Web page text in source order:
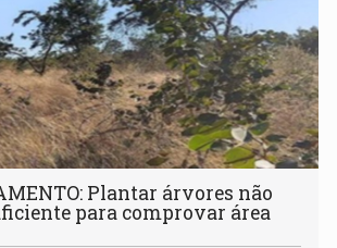
Plantar árvores não
para comprovar área